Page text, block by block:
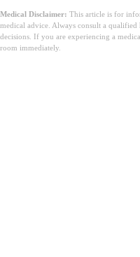
Medical Disclaimer: This article is for
medical advice. Always consult a
decisions. If you are experiencing a
room immediately.